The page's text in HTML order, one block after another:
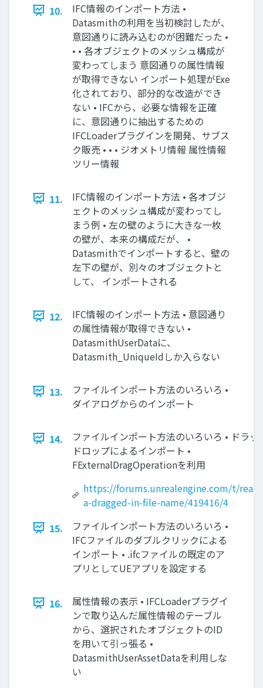
10.
IFC情報のインポート方法 •
Datasmithの利用を当初検討したが、
意図通りに読み込むのが困難だった •
• • 各オブジェクトのメッシュ構成が
変わってしまう 意図通りの属性情報
が取得できない インポート処理がExe
化されており、部分的な改造ができ
ない • IFCから、必要な情報を正確
に、意図通りに抽出するための
IFCLoaderプラグインを開発、サブス
ク販売 • • • ジオメトリ情報 属性情報
ツリー情報
11.
IFC情報のインポート方法 • 各オブジ
ェクトのメッシュ構成が変わってし
まう例 • 左の壁のように大きな一枚
の壁が、本来の構成だが、 •
Datasmithでインポートすると、壁の
左下の壁が、別々のオブジェクトと
して、 インポートされる
12.
IFC情報のインポート方法 • 意図通り
の属性情報が取得できない •
DatasmithUserDataに、
Datasmith_UniqueIdしか入らない
13.
ファイルインポート方法のいろいろ •
ダイアログからのインポート
14.
ファイルインポート方法のいろいろ • ドラッ
ドロップによるインポート •
FExternalDragOperationを利用
https://forums.unrealengine.com/t/
a-dragged-in-file-name/419416/4
15.
ファイルインポート方法のいろいろ •
IFCファイルのダブルクリックによる
インポート • .ifcファイルの既定のア
プリとしてUEアプリを設定する
16.
属性情報の表示 • IFCLoaderプラグイ
ンで取り込んだ属性情報のテーブル
から、選択されたオブジェクトのID
を用いて引っ張る •
DatasmithUserAssetDataを利用しな
い